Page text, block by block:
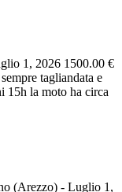
1, 2026 1500.00 €
tagliandata e
15h la moto ha circa
(Arezzo) - Luglio 1,